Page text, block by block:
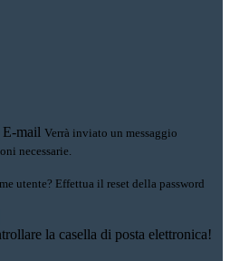
E-mail Verrà inviato un messaggio
necessarie.
utente? Effettua il reset della password
la casella di posta elettronica!